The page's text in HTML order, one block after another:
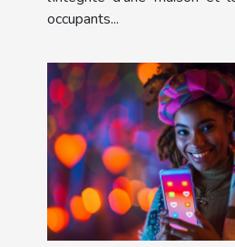
occupants...